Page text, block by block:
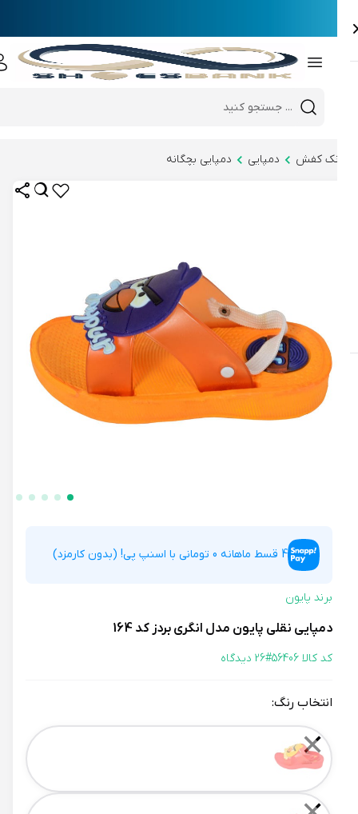
Mobile header search
کفش دمپایی دمپایی بچگانه
4 قسط ماهانه 0 تومانی با اسنپ پی! (بدون کارمزد)
برند پایون
دمپایی نقلی پایون مدل انگری بردز کد 164
کد کالا 56406# 26 دیدگاه
انتخاب رنگ:
Color
✕